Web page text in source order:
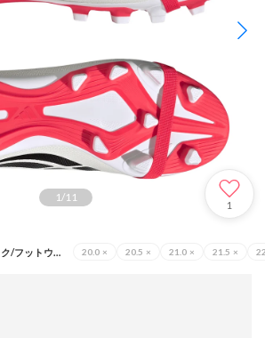
1/11
1
ルシッドレッド/コアブラック/フットウェアホワイト（KI8894） 20.0 × 20.5 × 21.0 × 21.5 ×